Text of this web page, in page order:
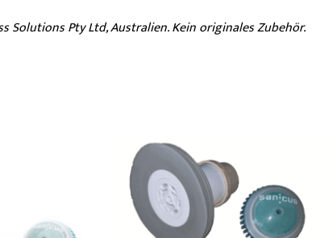
Solutions Pty Ltd, Australien. Kein originales Zubehör.